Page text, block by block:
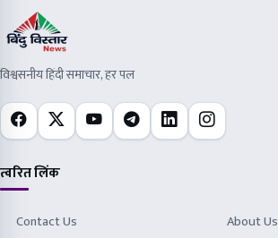
विश्वसनीय हिंदी समाचार, हर पल
त्वरित लिंक
Contact Us
About Us